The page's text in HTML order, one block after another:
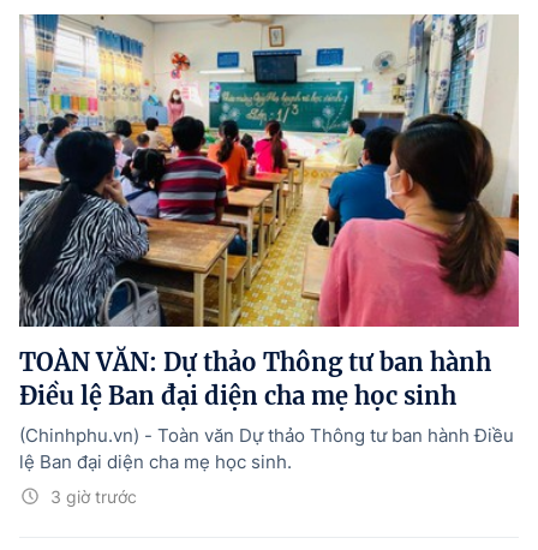
TOÀN VĂN: Dự thảo Thông tư ban hành
Điều lệ Ban đại diện cha mẹ học sinh
3 giờ trước
(Chinhphu.vn) - Toàn văn Dự thảo Thông tư ban hành Điều
lệ Ban đại diện cha mẹ học sinh.